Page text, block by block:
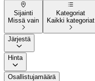
Sijainti
Missä vain
Kategoriat
Kaikki kategoriat
Järjestä
Hinta
Osallistujamäärä